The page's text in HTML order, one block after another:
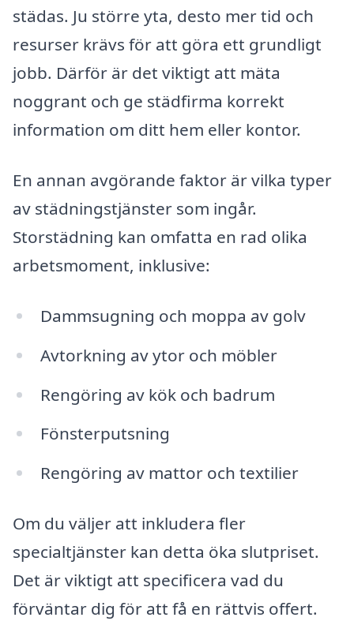
städas. Ju större yta, desto mer tid och
resurser krävs för att göra ett grundligt
jobb. Därför är det viktigt att mäta
noggrant och ge städfirma korrekt
information om ditt hem eller kontor.
En annan avgörande faktor är vilka typer
av städningstjänster som ingår.
Storstädning kan omfatta en rad olika
arbetsmoment, inklusive:
Dammsugning och moppa av golv
Avtorkning av ytor och möbler
Rengöring av kök och badrum
Fönsterputsning
Rengöring av mattor och textilier
Om du väljer att inkludera fler
specialtjänster kan detta öka slutpriset.
Det är viktigt att specificera vad du
förväntar dig för att få en rättvis offert.